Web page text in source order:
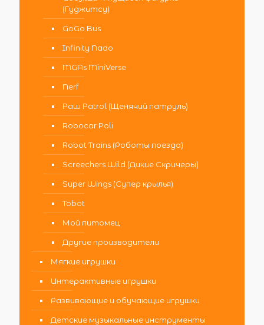
(Гуджитсу)
GoGo Bus
Infinity Nado
MGAs MiniVerse
Nerf
Paw Patrol (Щенячий патруль)
Robocar Poli
Robot Trains (Роботы поезда)
Screechers Wild (Дикие Скричеры)
Super Wings (Супер крылья)
Tobot
Мой питомец
Другие производители
Мягкие игрушки
Интерактивные игрушки
Развивающие и обучающие игрушки
Детские музыкальные инструменты